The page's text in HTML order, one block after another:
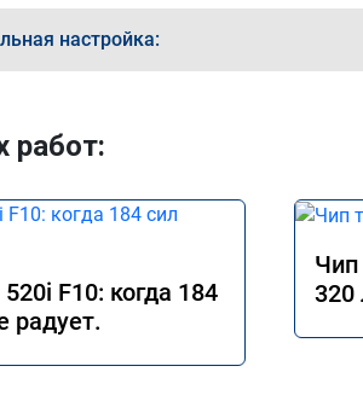
настройка:
работ:
F10: когда 184
радует.
Чип
320